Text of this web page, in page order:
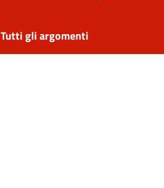
Tutti gli argomenti